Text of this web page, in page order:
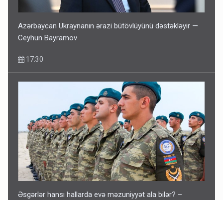
Azərbaycan Ukraynanın ərazi bütövlüyünü dəstəkləyir —
Ceyhun Bayramov
17:30
Əsgərlər hansı hallarda evə məzuniyyət ala bilər? –